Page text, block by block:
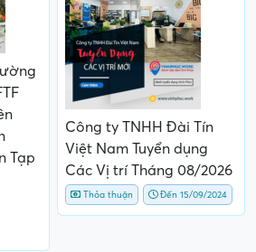
Tạp
Công ty TNHH Đài Tín
Việt Nam Tuyển dụng
Các Vị trí Tháng 08/2026
Thỏa thuận Đến 15/09/2024